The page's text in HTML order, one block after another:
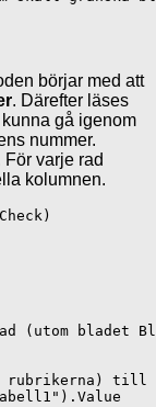
börjar med att
. Därefter läses
kunna gå igenom
nummer.
varje rad
kolumnen.
(utom bladet
rubrikerna) till